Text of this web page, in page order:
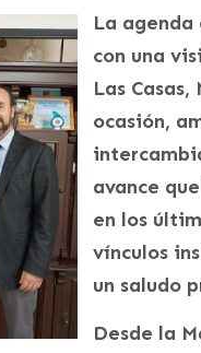
La
con una
Las
ocasión,
avance
en los
vínculos
un saludo
Desde la